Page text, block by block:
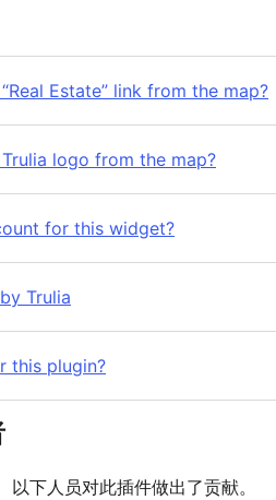
Estate” link from the map?
logo from the map?
for this widget?
Trulia
this plugin?
以下人员对此插件做出了贡献。